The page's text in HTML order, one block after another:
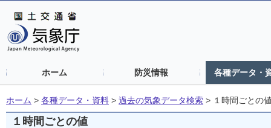
ホーム 防災情報 各種データ・
ホーム > 各種データ・資料 > 過去の気象データ検索 > １時間ごとの
１時間ごとの値